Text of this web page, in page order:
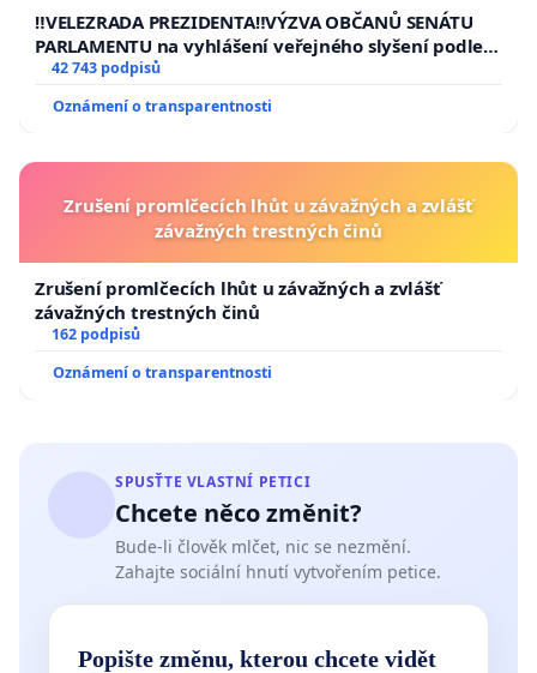
republiky
‼️VELEZRADA PREZIDENTA‼️VÝZVA OBČANŮ SENÁTU
PARLAMENTU na vyhlášení veřejného slyšení podle §
144 jednacího řádu Senátu k návrhu na přijetí
republiky
42 743 podpisů
Oznámení o transparentnosti
Zrušení promlčecích lhůt u závažných a zvlášť
závažných trestných činů
Zrušení promlčecích lhůt u závažných a zvlášť
závažných trestných činů
162 podpisů
Oznámení o transparentnosti
SPUSŤTE VLASTNÍ PETICI
Chcete něco změnit?
Bude-li člověk mlčet, nic se nezmění.
Zahajte sociální hnutí vytvořením petice.
Popište změnu, kterou chcete vidět